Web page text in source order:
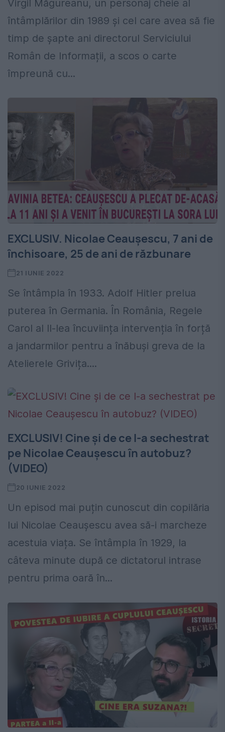
Virgil Măgureanu, un personaj cheie al
întâmplărilor din 1989 și cel care avea să fie
timp de șapte ani directorul Serviciului
Român de Informații, a scos o carte
împreună cu...
EXCLUSIV. Nicolae Ceaușescu, 7 ani de
închisoare, 25 de ani de răzbunare
21 IUNIE 2022
Se întâmpla în 1933. Adolf Hitler prelua
puterea în Germania. În România, Regele
Carol al II-lea încuviința intervenția în forță
a jandarmilor pentru a înăbuși greva de la
Atelierele Grivița....
EXCLUSIV! Cine și de ce l-a sechestrat
pe Nicolae Ceaușescu în autobuz?
(VIDEO)
20 IUNIE 2022
Un episod mai puțin cunoscut din copilăria
lui Nicolae Ceaușescu avea să-i marcheze
acestuia viața. Se întâmpla în 1929, la
câteva minute după ce dictatorul intrase
pentru prima oară în...